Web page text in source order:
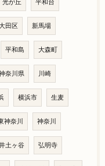
光が丘 平和台
田区 新馬場
平和島 大森町
奈川県 川崎
横浜市 生麦
神奈川 神奈川
土ヶ谷 弘明寺